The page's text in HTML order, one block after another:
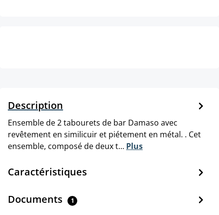
Description
Ensemble de 2 tabourets de bar Damaso avec
revêtement en similicuir et piétement en métal. . Cet
ensemble, composé de deux t… Plus
Caractéristiques
Documents 1